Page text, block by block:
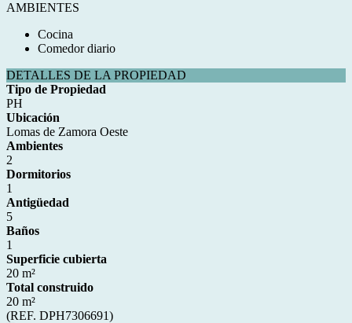
AMBIENTES
Cocina
Comedor diario
DETALLES DE LA PROPIEDAD
Tipo de Propiedad
PH
Ubicación
Lomas de Zamora Oeste
Ambientes
2
Dormitorios
1
Antigüedad
5
Baños
1
Superficie cubierta
20 m²
Total construido
20 m²
(REF. DPH7306691)